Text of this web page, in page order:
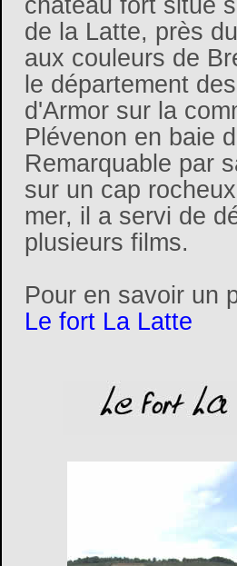
château fort situé
de la Latte, près
aux couleurs de
le département
d'Armor sur la
Plévenon en baie
Remarquable par
sur un cap
mer, il a servi de
plusieurs films.
Pour en savoir un
Le fort La Latte